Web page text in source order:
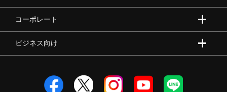
コーポレート
ビジネス向け